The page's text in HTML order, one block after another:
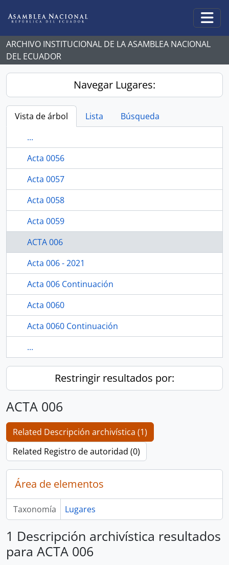
ARCHIVO INSTITUCIONAL DE LA ASAMBLEA NACIONAL
DEL ECUADOR
Navegar Lugares:
Vista de árbol Lista
Búsqueda
...
Acta 0056
Acta 0057
Acta 0058
Acta 0059
ACTA 006
Acta 006 - 2021
Acta 006 Continuación
Acta 0060
Acta 0060 Continuación
...
Restringir resultados por:
ACTA 006
Related Descripción archivística (1)
Related Registro de autoridad (0)
Área de elementos
Taxonomía Lugares
1 Descripción archivística resultados
para ACTA 006